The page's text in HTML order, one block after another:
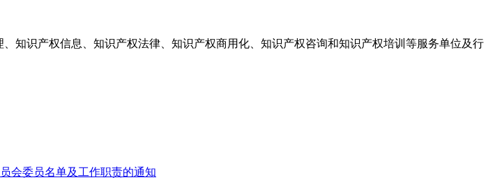
知识产权信息、知识产权法律、知识产权商用化、知识产权咨询和知识产权培训等服务单位及行
会委员名单及工作职责的通知